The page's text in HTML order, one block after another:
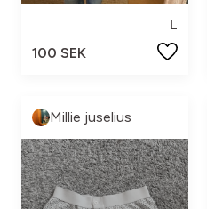
L
100 SEK
Millie juselius